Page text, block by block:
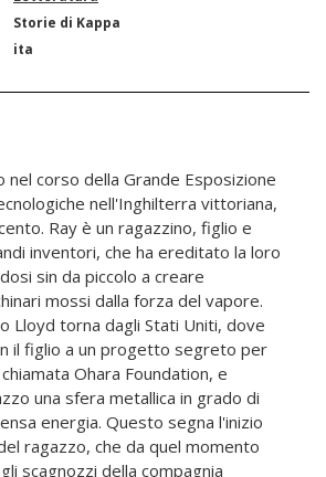
Storie di Kappa
ita
nel corso della Grande Esposizione
nell'Inghilterra vittoriana,
Ray è un ragazzino, figlio e
inventori, che ha ereditato la loro
sin da piccolo a creare
mossi dalla forza del vapore.
Lloyd torna dagli Stati Uniti, dove
il figlio a un progetto segreto per
Ohara Foundation, e
una sfera metallica in grado di
energia. Questo segna l'inizio
ragazzo, che da quel momento
scagnozzi della compagnia